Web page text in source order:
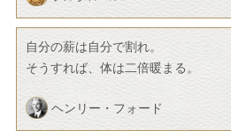
自分の薪は自分で割れ。
そうすれば、体は二倍暖まる。
ヘンリー・フォード